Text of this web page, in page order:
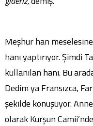
Meşhur han
hanı yaptırıyor. Şimdi
kullanılan hanı. Bu
Dedim ya Fransızca,
şekilde konuşuyor.
olarak Kurşun